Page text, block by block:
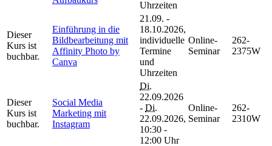
Uhrzeiten
Dieser
Kurs ist
buchbar.
Einführung in die
Bildbearbeitung mit
Affinity Photo by
Canva
21.09. -
18.10.2026,
individuelle
Termine
und
Uhrzeiten
Online-
Seminar
262-
2375W
Dieser
Kurs ist
buchbar.
Social Media
Marketing mit
Instagram
Di.
22.09.2026
- Di.
22.09.2026,
10:30 -
12:00 Uhr
Online-
Seminar
262-
2310W